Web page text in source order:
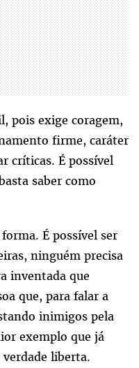
pois exige coragem,
firme, caráter
críticas. É possível
saber como
É possível ser
ninguém precisa
inventada que
que, para falar a
inimigos pela
exemplo que já
liberta.